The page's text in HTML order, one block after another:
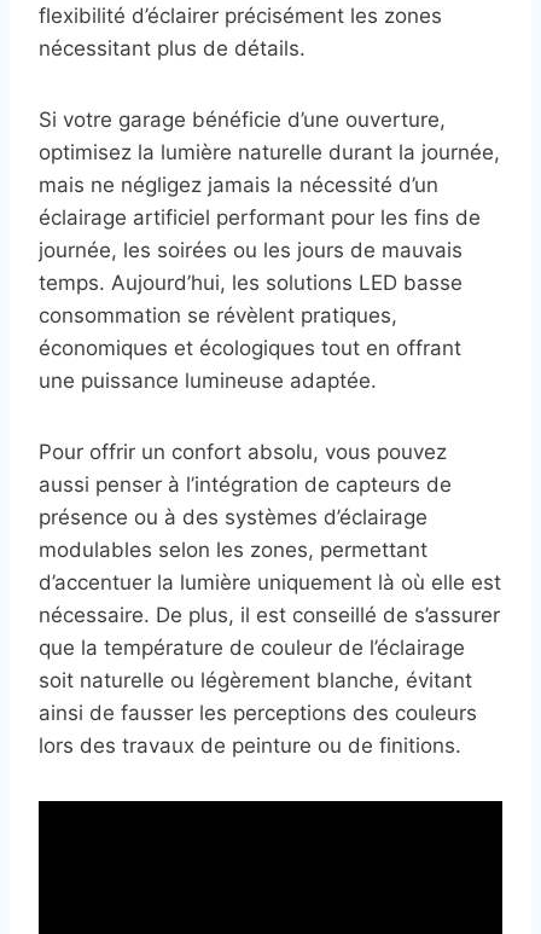
flexibilité d’éclairer précisément les zones
nécessitant plus de détails.
Si votre garage bénéficie d’une ouverture,
optimisez la lumière naturelle durant la journée,
mais ne négligez jamais la nécessité d’un
éclairage artificiel performant pour les fins de
journée, les soirées ou les jours de mauvais
temps. Aujourd’hui, les solutions LED basse
consommation se révèlent pratiques,
économiques et écologiques tout en offrant
une puissance lumineuse adaptée.
Pour offrir un confort absolu, vous pouvez
aussi penser à l’intégration de capteurs de
présence ou à des systèmes d’éclairage
modulables selon les zones, permettant
d’accentuer la lumière uniquement là où elle est
nécessaire. De plus, il est conseillé de s’assurer
que la température de couleur de l’éclairage
soit naturelle ou légèrement blanche, évitant
ainsi de fausser les perceptions des couleurs
lors des travaux de peinture ou de finitions.